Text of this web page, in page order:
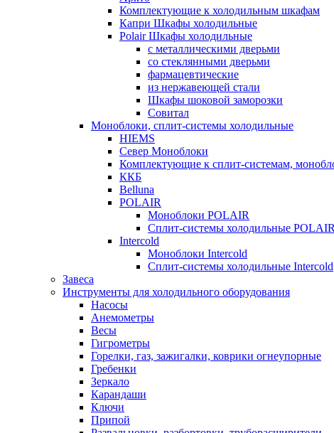
Комплектующие к холодильным шкафам
Капри Шкафы холодильные
Polair Шкафы холодильные
с металлическими дверьми
со стеклянными дверьми
фармацевтические
из нержавеющей стали
Шкафы шоковой заморозки
Совитал
Моноблоки, сплит-системы холодильные
HIEMS
Север Моноблоки
Комплектующие к сплит-системам,
ККБ
Belluna
POLAIR
Моноблоки POLAIR
Сплит-системы холодильные POLAIR
Intercold
Моноблоки Intercold
Сплит-системы холодильные Intercold
Завеса
Инструменты для холодильного оборудования
Насосы
Анемометры
Весы
Гигрометры
Горелки, газ, зажигалки, коврики огнеупорные
Гребенки
Зеркало
Карандаши
Ключи
Припой